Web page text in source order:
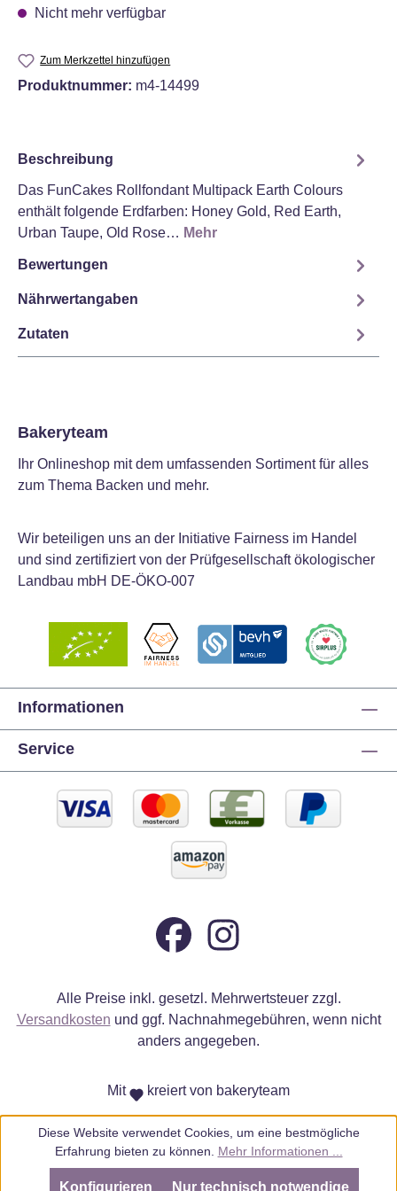
Nicht mehr verfügbar
Zum Merkzettel hinzufügen
Produktnummer: m4-14499
Beschreibung
Das FunCakes Rollfondant Multipack Earth Colours
enthält folgende Erdfarben: Honey Gold, Red Earth,
Urban Taupe, Old Rose… Mehr
Bewertungen
Nährwertangaben
Zutaten
Bakeryteam
Ihr Onlineshop mit dem umfassenden Sortiment für alles
zum Thema Backen und mehr.
Wir beteiligen uns an der Initiative Fairness im Handel
und sind zertifiziert von der Prüfgesellschaft ökologischer
Landbau mbH DE-ÖKO-007
Informationen
Service
Alle Preise inkl. gesetzl. Mehrwertsteuer zzgl.
Versandkosten und ggf. Nachnahmegebühren, wenn nicht
anders angegeben.
Mit kreiert von bakeryteam
Diese Website verwendet Cookies, um eine bestmögliche
Erfahrung bieten zu können. Mehr Informationen ...
Nur technisch notwendige
Konfigurieren